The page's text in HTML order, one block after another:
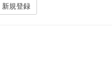
新規登録